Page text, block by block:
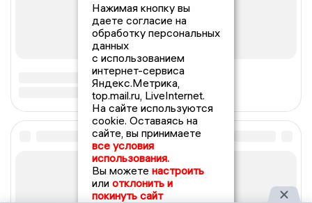
Нажимая кнопку вы
даете согласие на
обработку персональных
данных
с использованием
интернет-сервиса
Яндекс.Метрика,
top.mail.ru, LiveInternet.
На сайте используются
cookie. Оставаясь на
сайте, вы принимаете
все условия
использования.
Вы можете настроить
или отклонить и
покинуть сайт